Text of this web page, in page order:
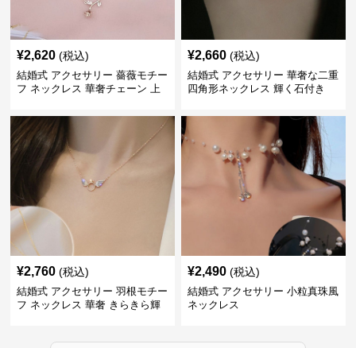
¥2,620 (税込)
結婚式 アクセサリー 薔薇モチー
フ ネックレス 華奢チェーン 上
¥2,660 (税込)
結婚式 アクセサリー 華奢な二重
四角形ネックレス 輝く石付き
¥2,760 (税込)
結婚式 アクセサリー 羽根モチー
フ ネックレス 華奢 きらきら輝
¥2,490 (税込)
結婚式 アクセサリー 小粒真珠風
ネックレス